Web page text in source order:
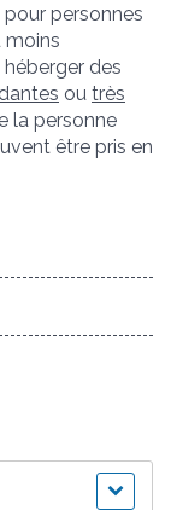
personnes
moins
des
ou très
la personne
être pris en